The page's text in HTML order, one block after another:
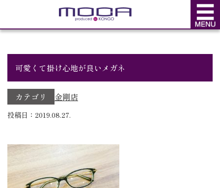
BLOG
可愛くて掛け心地が良いメガネ
カテゴリ 金剛店
投稿日：2019.08.27.